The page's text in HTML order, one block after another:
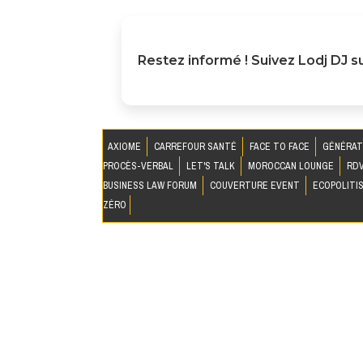
Restez informé ! Suivez Lodj DJ
AXIOME CARREFOUR SANTÉ FACE TO FACE
PROCÈS-VERBAL
LET'S TALK MOROCCAN LOUNGE
BUSINESS LAW FORUM
COUVERTURE EVENT
ZÉRO